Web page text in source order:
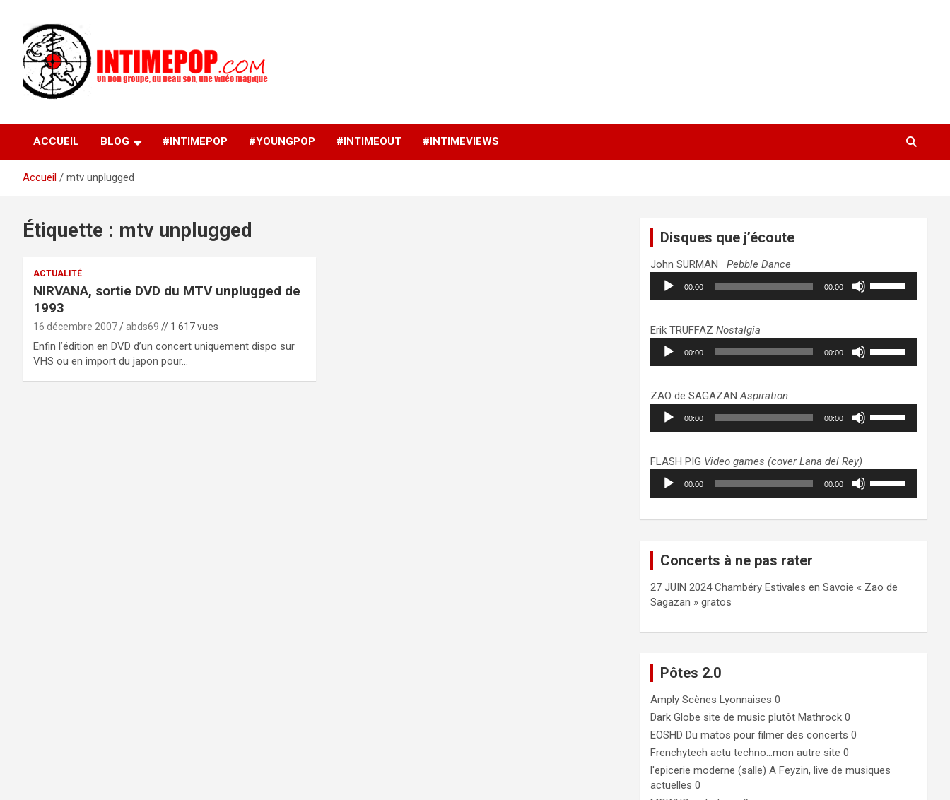
contenu
intimepop.com
musiques actuelles pop rock, post-rock, indé sur Lyon. rock pop
concert lyon
ACCUEIL BLOG #INTIMEPOP #YOUNGPOP #INTIMEOUT #INTIMEVIEWS
Accueil mtv unplugged
Étiquette : mtv unplugged
ACTUALITÉ
NIRVANA, sortie DVD du MTV unplugged de
1993
16 décembre 2007 abds69 // 1 617 vues
Enfin l’édition en DVD d’un concert uniquement dispo sur
VHS ou en import du japon pour…
Disques que j’écoute
John SURMANPebble Dance
Lecteur
audio
00:00 00:00
pour
augmenter
ou
volume.
Erik TRUFFAZNostalgia
Lecteur
audio
00:00 00:00
pour
augmenter
ou
volume.
ZAO de SAGAZANAspiration
Lecteur
audio
00:00 00:00
pour
augmenter
ou
FLASH PIG Video games (cover Lana del Rey)
Lecteur
audio
00:00 00:00
haut/bas
le
Concerts à ne pas rater
27 JUIN 2024 Chambéry Estivales en Savoie « Zao de
Sagazan » gratos
Pôtes 2.0
Amply Scènes Lyonnaises 0
Dark Globe site de music plutôt Mathrock 0
EOSHD Du matos pour filmer des concerts 0
Frenchytech actu techno…mon autre site 0
l'epicerie moderne (salle) A Feyzin, live de musiques
actuelles 0